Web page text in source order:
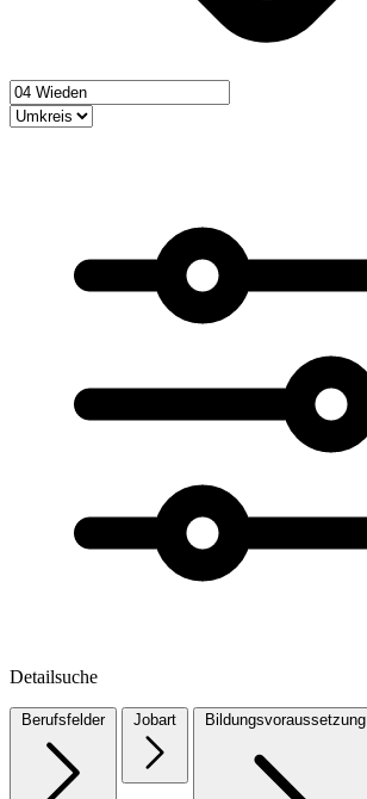
Detailsuche
Berufsfelder Jobart Bildungsvoraussetzung